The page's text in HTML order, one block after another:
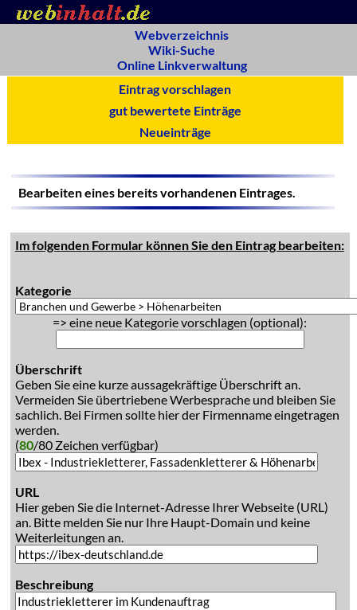
Webverzeichnis
Wiki-Suche
Online Linkverwaltung
Eintrag vorschlagen
gut bewertete Einträge
Neueinträge
Bearbeiten eines bereits vorhandenen Eintrages.
Im folgenden Formular können Sie den Eintrag bearbeiten:
Kategorie
=> eine neue Kategorie vorschlagen (optional):
Überschrift
Geben Sie eine kurze aussagekräftige Überschrift an.
Vermeiden Sie übertriebene Werbesprache und bleiben Sie
sachlich. Bei Firmen sollte hier der Firmenname eingetragen
werden.
(80/80 Zeichen verfügbar)
URL
Hier geben Sie die Internet-Adresse Ihrer Webseite (URL)
an. Bitte melden Sie nur Ihre Haupt-Domain und keine
Weiterleitungen an.
Beschreibung